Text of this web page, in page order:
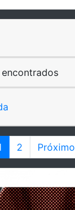
2 Próximo